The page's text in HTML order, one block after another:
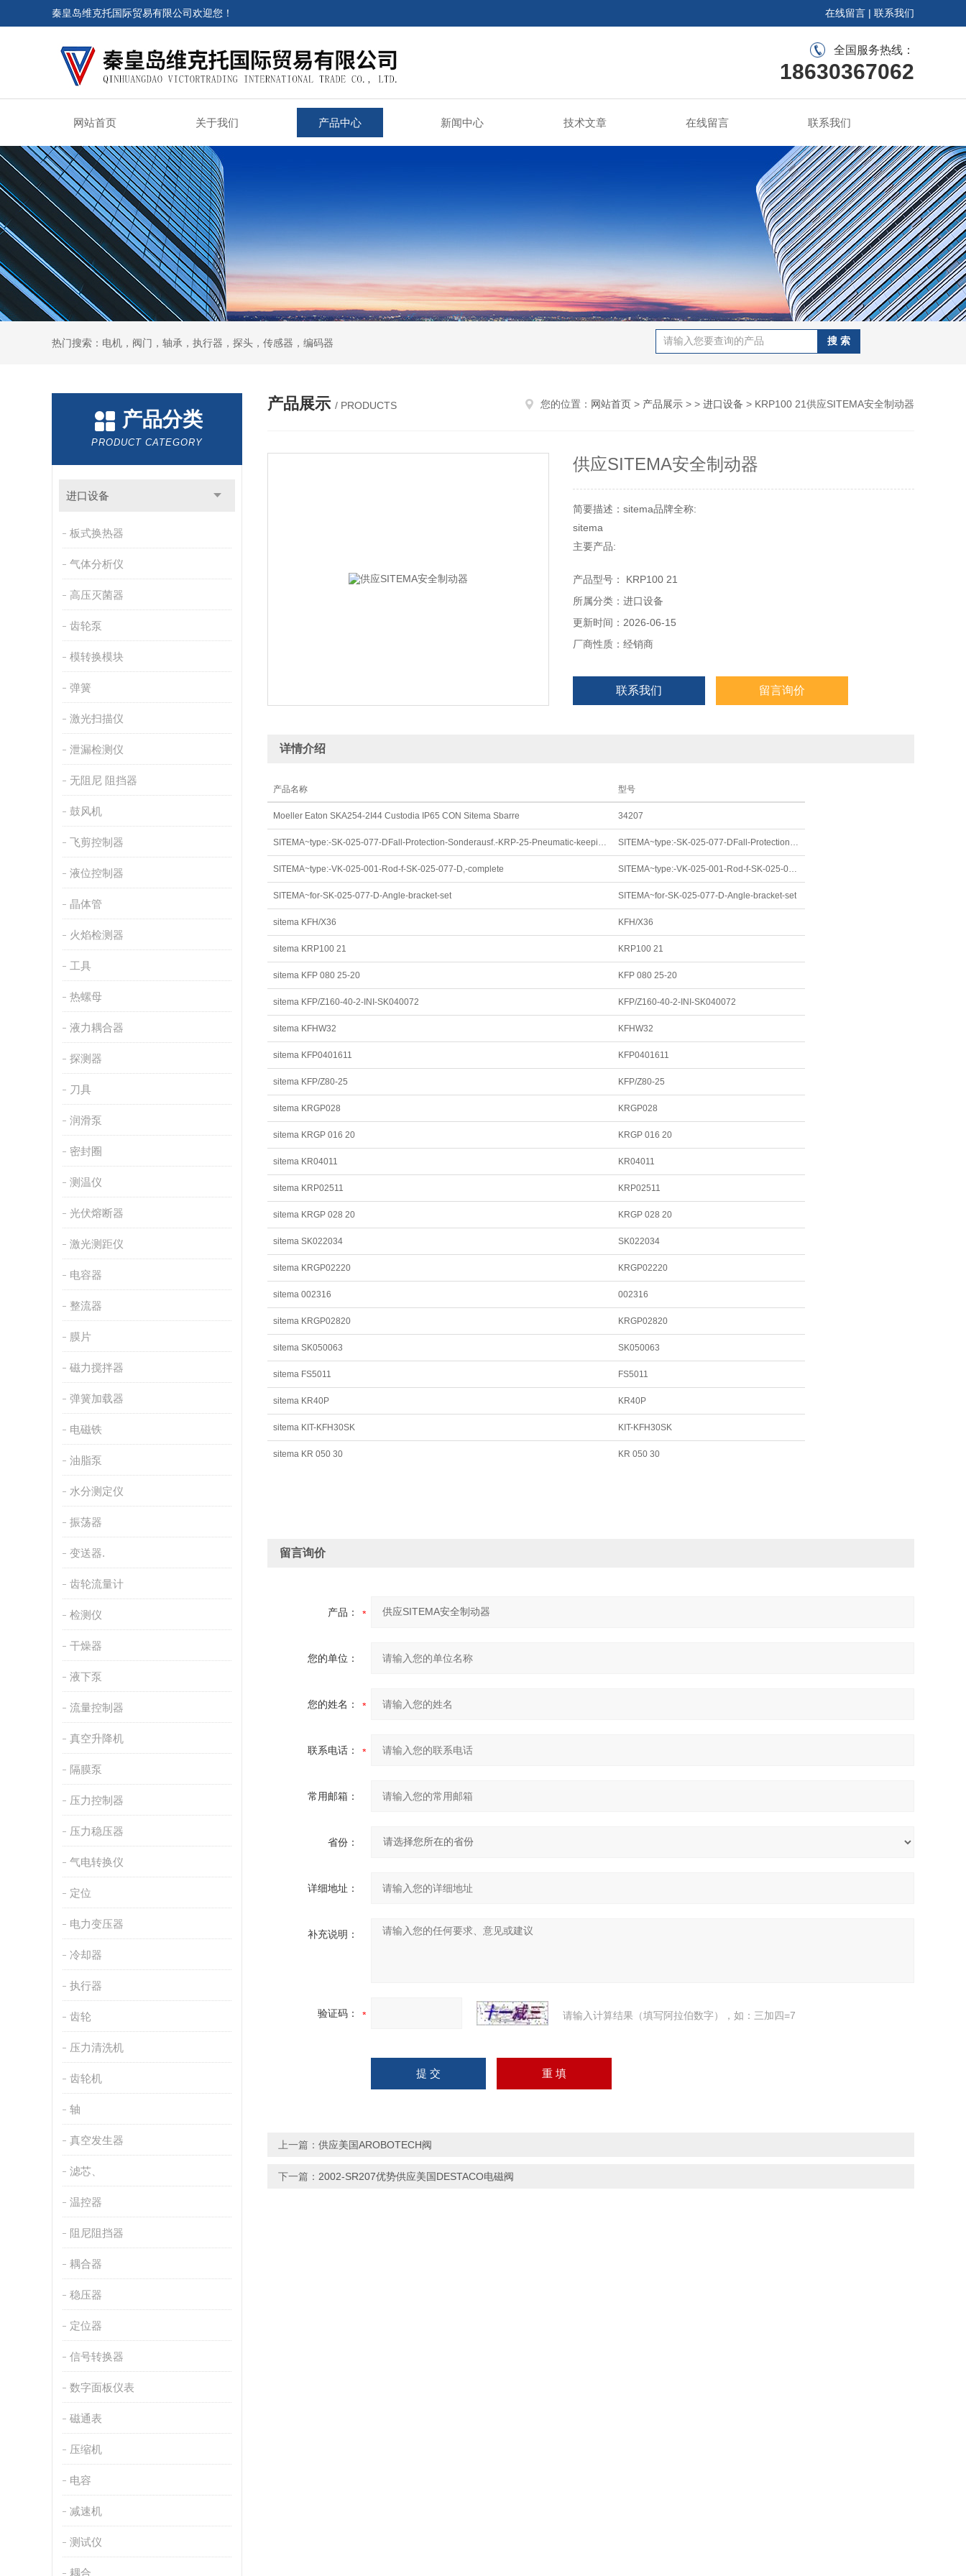
秦皇岛维克托国际贸易有限公司欢迎您！ 在线留言 | 联系我们
全国服务热线：
18630367062
网站首页 关于我们 产品中心 新闻中心 技术文章 在线留言 联系我们
热门搜索：电机，阀门，轴承，执行器，探头，传感器，编码器
产品分类
PRODUCT CATEGORY
进口设备
板式换热器
气体分析仪
高压灭菌器
齿轮泵
模转换模块
弹簧
激光扫描仪
泄漏检测仪
无阻尼 阻挡器
鼓风机
飞剪控制器
液位控制器
晶体管
火焰检测器
工具
热螺母
液力耦合器
探测器
刀具
润滑泵
密封圈
测温仪
光伏熔断器
激光测距仪
电容器
整流器
膜片
磁力搅拌器
弹簧加载器
电磁铁
油脂泵
水分测定仪
振荡器
变送器.
齿轮流量计
检测仪
干燥器
液下泵
流量控制器
真空升降机
隔膜泵
压力控制器
压力稳压器
气电转换仪
定位
电力变压器
冷却器
执行器
齿轮
压力清洗机
齿轮机
轴
真空发生器
滤芯、
温控器
阻尼阻挡器
耦合器
稳压器
定位器
信号转换器
数字面板仪表
磁通表
压缩机
电容
减速机
测试仪
耦合
产品展示 / PRODUCTS 您的位置： 网站首页 > 产品展示 > > 进口设备 > KRP100 21供应SITEMA安全制动器
供应SITEMA安全制动器
简要描述：sitema品牌全称:
sitema
主要产品:
SITEMA产品:
夹紧装置、安.全制动器
应用领域:
机床、自动化、采矿、冶金
产品型号： KRP100 21
所属分类：进口设备
更新时间：2026-06-15
厂商性质：经销商
联系我们 留言询价
详情介绍
产品名称 型号
Moeller Eaton SKA254-2I44 Custodia IP65 CON Sitema Sbarre 34207
SITEMA~type:-SK-025-077-DFall-Protection-Sonderausf.-KRP-25-Pneumatic-keeping-open 坠落防护 SITEMA~type:-SK-025-077-DFall-Protection-Sonderausf.-KRP-25-Pneumatic-keeping-open
SITEMA~type:-VK-025-001-Rod-f-SK-025-077-D,-complete SITEMA~type:-VK-025-001-Rod-f-SK-025-077-D,-complete
SITEMA~for-SK-025-077-D-Angle-bracket-set SITEMA~for-SK-025-077-D-Angle-bracket-set
sitema KFH/X36 KFH/X36
sitema KRP100 21 KRP100 21
sitema KFP 080 25-20 KFP 080 25-20
sitema KFP/Z160-40-2-INI-SK040072 KFP/Z160-40-2-INI-SK040072
sitema KFHW32 KFHW32
sitema KFP0401611 KFP0401611
sitema KFP/Z80-25 KFP/Z80-25
sitema KRGP028 KRGP028
sitema KRGP 016 20 KRGP 016 20
sitema KR04011 KR04011
sitema KRP02511 KRP02511
sitema KRGP 028 20 KRGP 028 20
sitema SK022034 SK022034
sitema KRGP02220 KRGP02220
sitema 002316 002316
sitema KRGP02820 KRGP02820
sitema SK050063 SK050063
sitema FS5011 FS5011
sitema KR40P KR40P
sitema KIT-KFH30SK KIT-KFH30SK
sitema KR 050 30 KR 050 30
留言询价
产品：
您的单位：
您的姓名：
联系电话：
常用邮箱：
省份：
详细地址：
补充说明：
验证码： 请输入计算结果（填写阿拉伯数字），如：三加四=7
上一篇： 供应美国AROBOTECH阀
下一篇： 2002-SR207优势供应美国DESTACO电磁阀